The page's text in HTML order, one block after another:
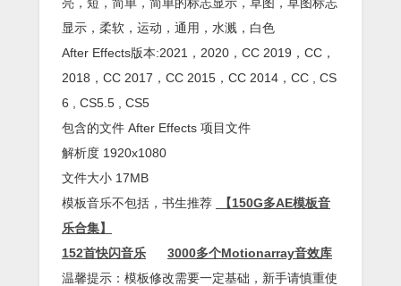
显示，柔软，运动，通用，水溅，白色
After Effects版本:2021，2020，CC 2019，CC，
2018，CC 2017，CC 2015，CC 2014，CC , CS
6 , CS5.5 , CS5
包含的文件 After Effects 项目文件
解析度 1920x1080
文件大小 17MB
模板音乐不包括，书生推荐
【150G多AE模板音
乐合集】
152首快闪音乐
3000多个Motionarray音效库
温馨提示：模板修改需要一定基础，新手请慎重使